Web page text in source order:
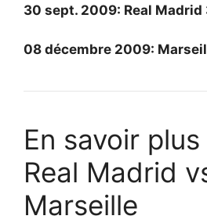
30 sept. 2009: Real
08 décembre 2009:
En savoir
Real Madrid
Marseille